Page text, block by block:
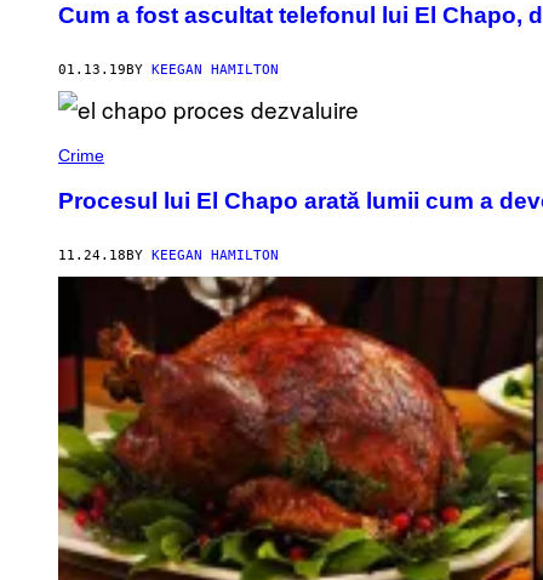
Cum a fost ascultat telefonul lui El Chapo,
01.13.19BY KEEGAN HAMILTON
Crime
Procesul lui El Chapo arată lumii cum a
11.24.18 BY KEEGAN HAMILTON